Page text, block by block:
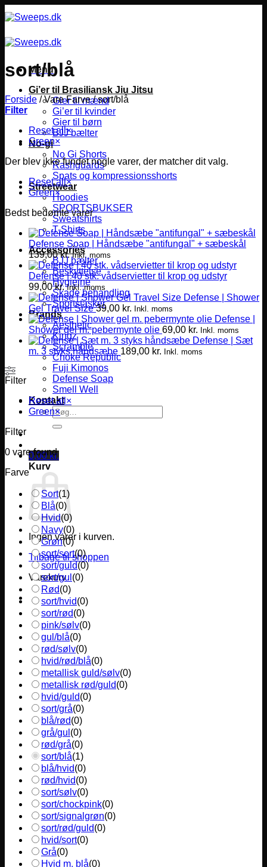
til
Menu
Gi’er til Brasiliansk Jiu Jitsu
Gier til mænd
Gi’er til kvinder
Gier til børn
BJJ bælter
No-gi
No Gi Shorts
Rashguards
Spats og kompressionsshorts
Streetwear
Hoodies
SPORTSBUKSER
Sweatshirts
T-Shirts
Accessories
BJJ bælter
Beskyttelse
Hygiejne
Skade behandling
Sportstasker
Brands
Aesthetic
Kingz
Scramble
Choke Republic
Fuji Kimonos
Defense Soap
Smell Well
Kontakt
Søg
efter:
0,00 kr.
Kurv
Ingen varer i kurven.
Tilbage til shoppen
Varekurv
sort/blå
Forside /Vare Farve/sort/blå
Filter
Reset all×
Green×
Der blev ikke fundet nogle varer, der matcher dit valg.
Reset all×
Green×
Bedst bedømte varer
Defense Soap | Håndsæbe "antifungal" + sæbeskål
139,00kr. Inkl. moms
Defense | 40 stk. vådservietter til krop og udstyr
99,00kr. Inkl. moms
Defense | Shower
Gel Travel Size 39,00 kr. Inkl. moms
Defense |
Shower gel m. pebermynte olie 69,00 kr. Inkl. moms
Defense | Sæt
m. 3 styks håndsæbe 189,00 kr. Inkl. moms
Filter
Reset all ×
Green×
Filter
0 vare found
Farve
Sort(1)
Blå(0)
Hvid(0)
Navy(0)
Grøn(0)
sort/sort(0)
sort/guld(0)
sort/gul (0)
Rød(0)
sort/hvid(0)
sort/rød(0)
pink/sølv(0)
gul/blå(0)
rød/sølv(0)
hvid/rød/blå(0)
metallisk guld/sølv(0)
metallisk rød/guld(0)
hvid/guld(0)
sort/grå(0)
blå/rød(0)
grå/gul (0)
rød/grå(0)
sort/blå(1)
blå/hvid(0)
rød/hvid(0)
sort/sølv(0)
sort/chockpink(0)
sort/signalgrøn(0)
sort/rød/guld(0)
hvid/sort(0)
Grå(0)
Hvid m. blå(0)